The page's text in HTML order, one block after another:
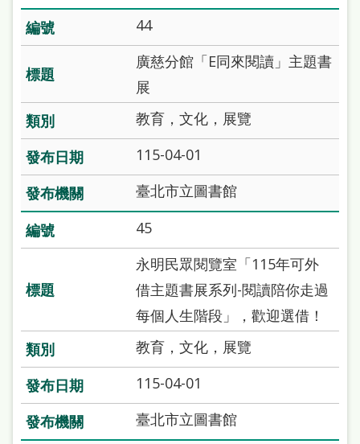
通
陳
情
系
統
English
日
本
語
隱
權
及
網
安
44
廣慈分館「E同來閱讀」主題書
展
教育，文化，展覽
115-04-01
臺北市立圖書館
45
永明民眾閱覽室「115年可外
借主題書展系列-閱讀陪你走過
每個人生階段」，歡迎選借！
教育，文化，展覽
115-04-01
臺北市立圖書館